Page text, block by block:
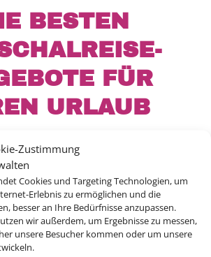
Zustimmung
Cookies und Targeting Technologien, um
Erlebnis zu ermöglichen und die
besser an Ihre Bedürfnisse anzupassen.
wir außerdem, um Ergebnisse zu messen,
unsere Besucher kommen oder um unsere
BESTEN
FÜR
URLAUB
Kanada, die USA oder doch
gibt so viel zu entdecken auf
unseren Rundreiseangebote
Traumdestinationen in ihrer
vollen Vielfalt.